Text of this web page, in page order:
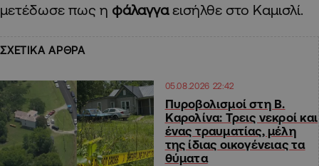
μετέδωσε πως η φάλαγγαεισήλθε στο Καμισλί.
ΣΧΕΤΙΚΑ ΑΡΘΡΑ
05.08.2026 22:42
Πυροβολισμοί στη Β.
Καρολίνα: Τρεις νεκροί και
ένας τραυματίας, μέλη
της ίδιας οικογένειας τα
θύματα